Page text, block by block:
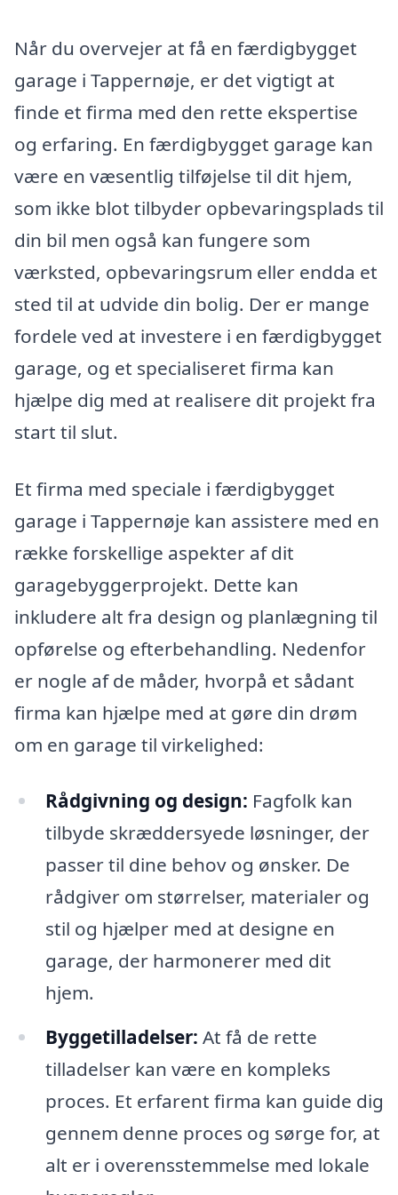
Når du overvejer at få en færdigbygget
garage i Tappernøje, er det vigtigt at
finde et firma med den rette ekspertise
og erfaring. En færdigbygget garage kan
være en væsentlig tilføjelse til dit hjem,
som ikke blot tilbyder opbevaringsplads til
din bil men også kan fungere som
værksted, opbevaringsrum eller endda et
sted til at udvide din bolig. Der er mange
fordele ved at investere i en færdigbygget
garage, og et specialiseret firma kan
hjælpe dig med at realisere dit projekt fra
start til slut.
Et firma med speciale i færdigbygget
garage i Tappernøje kan assistere med en
række forskellige aspekter af dit
garagebyggerprojekt. Dette kan
inkludere alt fra design og planlægning til
opførelse og efterbehandling. Nedenfor
er nogle af de måder, hvorpå et sådant
firma kan hjælpe med at gøre din drøm
om en garage til virkelighed:
Rådgivning og design: Fagfolk kan
tilbyde skræddersyede løsninger, der
passer til dine behov og ønsker. De
rådgiver om størrelser, materialer og
stil og hjælper med at designe en
garage, der harmonerer med dit
hjem.
Byggetilladelser: At få de rette
tilladelser kan være en kompleks
proces. Et erfarent firma kan guide dig
gennem denne proces og sørge for, at
alt er i overensstemmelse med lokale